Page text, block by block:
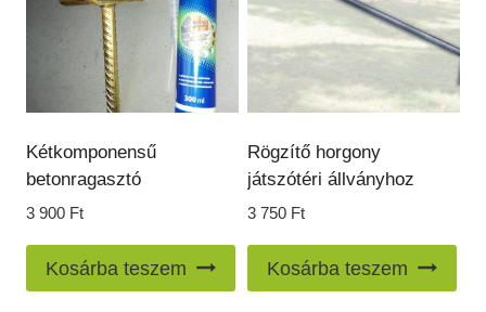
változatok
termékoldalon
választhatók
ki
Kétkomponensű
betonragasztó
3 900 Ft
Kosárba teszem
Rögzítő horgony
játszótéri állványhoz
3 750 Ft
Kosárba teszem